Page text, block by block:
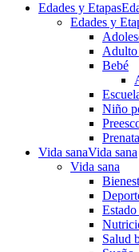
Edades y Etapas
Edades y
Bebé
Niño
Vida sanaVida sana
Vida sana
Salud